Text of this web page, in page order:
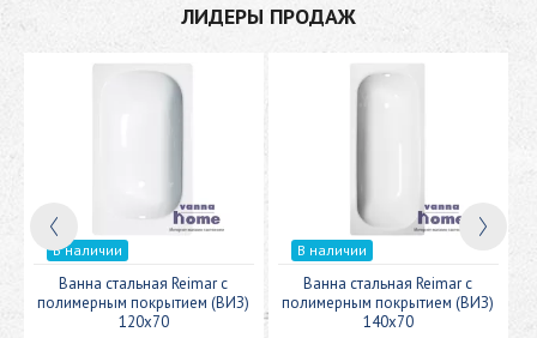
ЛИДЕРЫ ПРОДАЖ
В наличии
Ванна стальная Reimar с
полимерным покрытием (ВИЗ)
120x70
В наличии
Ванна стальная Reimar с
полимерным покрытием (ВИЗ)
140x70